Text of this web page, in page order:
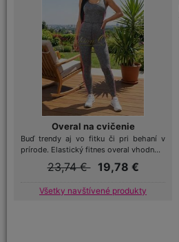
Overal na cvičenie
Buď trendy aj vo fitku či pri behaní v
prírode. Elastický fitnes overal vhodn...
23,74 € 19,78 €
Všetky navštívené produkty